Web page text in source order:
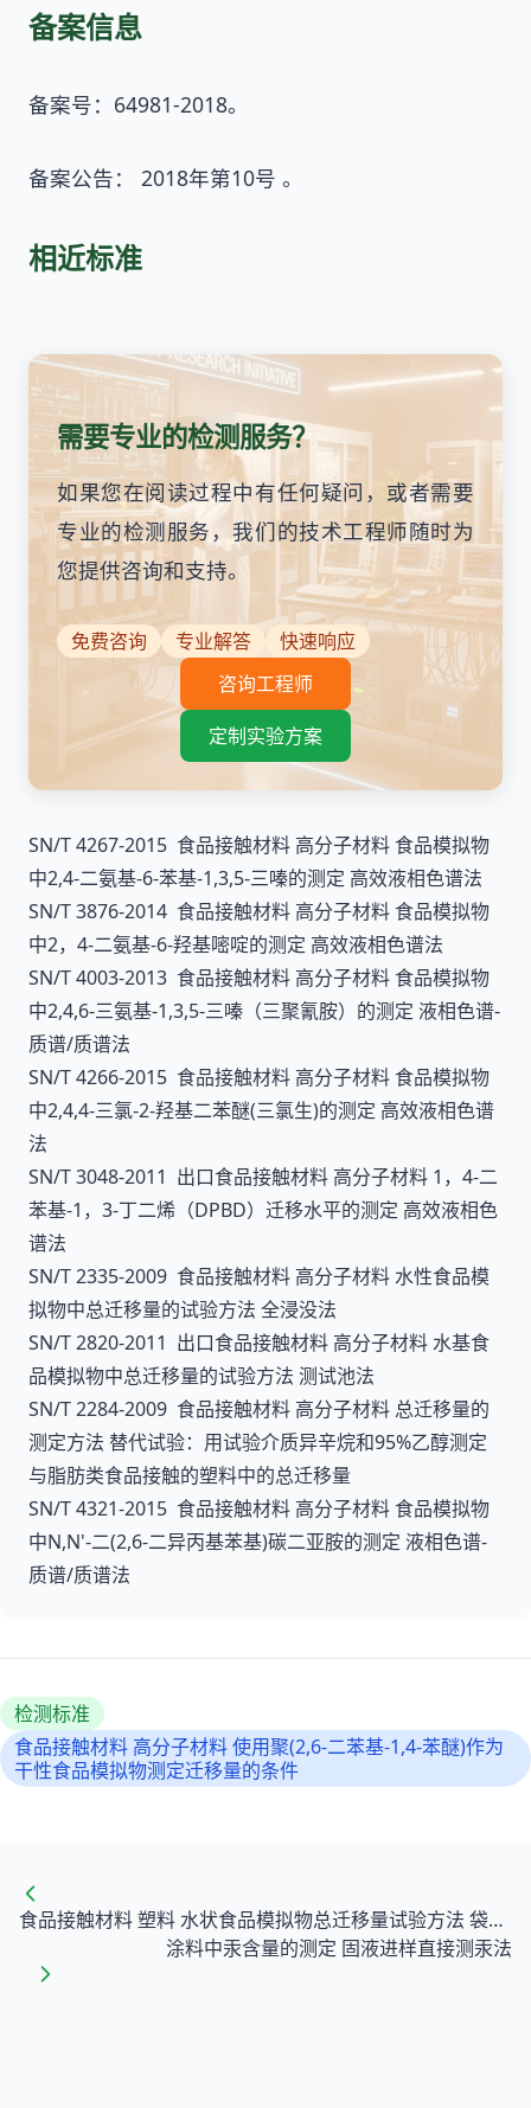
备案信息
备案号：64981-2018。
备案公告： 2018年第10号 。
相近标准
需要专业的检测服务？
如果您在阅读过程中有任何疑问，或者需要
专业的检测服务，我们的技术工程师随时为
您提供咨询和支持。
免费咨询 专业解答
快速响应
咨询工程师
定制实验方案
SN/T 4267-2015 食品接触材料 高分子材料 食品模拟物
中2,4-二氨基-6-苯基-1,3,5-三嗪的测定 高效液相色谱法
SN/T 3876-2014 食品接触材料 高分子材料 食品模拟物
中2，4-二氨基-6-羟基嘧啶的测定 高效液相色谱法
SN/T 4003-2013 食品接触材料 高分子材料 食品模拟物
中2,4,6-三氨基-1,3,5-三嗪（三聚氰胺）的测定 液相色谱-
质谱/质谱法
SN/T 4266-2015 食品接触材料 高分子材料 食品模拟物
中2,4,4-三氯-2-羟基二苯醚(三氯生)的测定 高效液相色谱
法
SN/T 3048-2011 出口食品接触材料 高分子材料 1，4-二
苯基-1，3-丁二烯（DPBD）迁移水平的测定 高效液相色
谱法
SN/T 2335-2009 食品接触材料 高分子材料 水性食品模
拟物中总迁移量的试验方法 全浸没法
SN/T 2820-2011 出口食品接触材料 高分子材料 水基食
品模拟物中总迁移量的试验方法 测试池法
SN/T 2284-2009 食品接触材料 高分子材料 总迁移量的
测定方法 替代试验：用试验介质异辛烷和95%乙醇测定
与脂肪类食品接触的塑料中的总迁移量
SN/T 4321-2015 食品接触材料 高分子材料 食品模拟物
中N,N'-二(2,6-二异丙基苯基)碳二亚胺的测定 液相色谱-
质谱/质谱法
检测标准
食品接触材料 高分子材料 使用聚(2,6-二苯基-1,4-苯醚)作为
干性食品模拟物测定迁移量的条件
食品接触材料 塑料 水状食品模拟物总迁移量试验方法 袋装法
涂料中汞含量的测定 固液进样直接测汞法